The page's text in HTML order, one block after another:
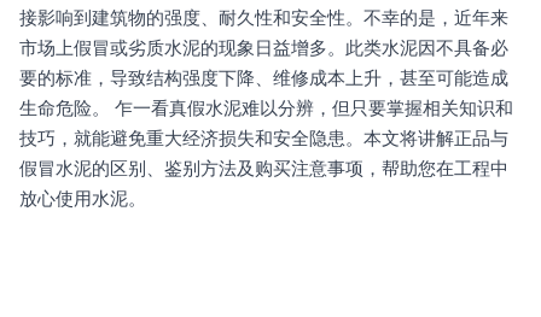
接影响到建筑物的强度、耐久性和安全性。不幸的是，近年来
市场上假冒或劣质水泥的现象日益增多。此类水泥因不具备必
要的标准，导致结构强度下降、维修成本上升，甚至可能造成
生命危险。 乍一看真假水泥难以分辨，但只要掌握相关知识和
技巧，就能避免重大经济损失和安全隐患。本文将讲解正品与
假冒水泥的区别、鉴别方法及购买注意事项，帮助您在工程中
放心使用水泥。